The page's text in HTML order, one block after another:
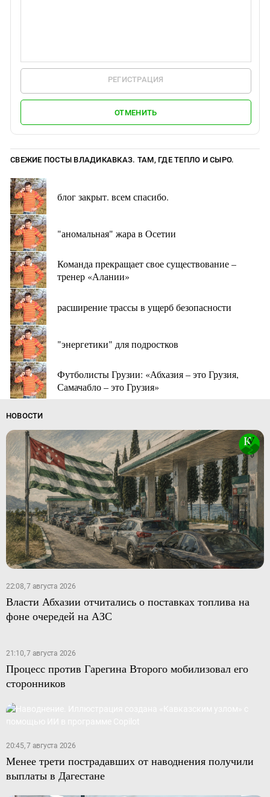
РЕГИСТРАЦИЯ
ОТМЕНИТЬ
СВЕЖИЕ ПОСТЫ ВЛАДИКАВКАЗ. ТАМ, ГДЕ ТЕПЛО И СЫРО.
блог закрыт. всем спасибо.
"аномальная" жара в Осетии
Команда прекращает свое существование –
тренер «Алании»
расширение трассы в ущерб безопасности
"энергетики" для подростков
Футболисты Грузии: «Абхазия – это Грузия,
Самачабло – это Грузия»
НОВОСТИ
22:08, 7 августа 2026
Власти Абхазии отчитались о поставках топлива на
фоне очередей на АЗС
21:10, 7 августа 2026
Процесс против Гарегина Второго мобилизовал его
сторонников
20:45, 7 августа 2026
Менее трети пострадавших от наводнения получили
выплаты в Дагестане